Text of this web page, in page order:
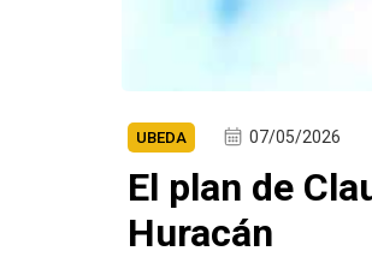
UBEDA 07/05/2026
El plan de
Huracán